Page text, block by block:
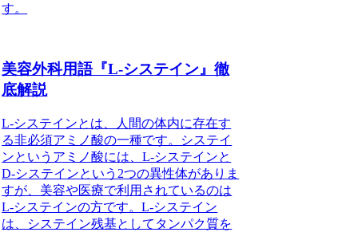
す。
美容外科用語『L-システイン』徹
底解説
L-システインとは、人間の体内に存在す
る非必須アミノ酸の一種です。システイ
ンというアミノ酸には、L-システインと
D-システインという2つの異性体がありま
すが、美容や医療で利用されているのは
L-システインの方です。L-システイン
は、システイン残基としてタンパク質を